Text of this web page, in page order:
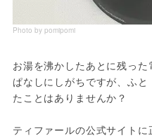
Photo by pomipomi
お湯を沸かしたあとに残っ
ぱなしにしがちですが、ふ
たことはありませんか？
ティファールの公式サイト